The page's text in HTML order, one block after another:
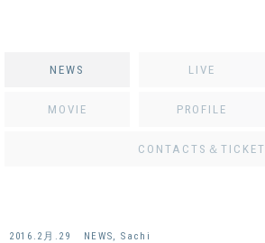
NEWS LIVE
MOVIE PROFILE
CONTACTS＆TICKET
2016.2月.29 NEWS,Sachi